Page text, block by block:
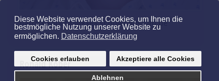
patrick.kapoun@kses.schulerzbistum.de
Ronald Kober